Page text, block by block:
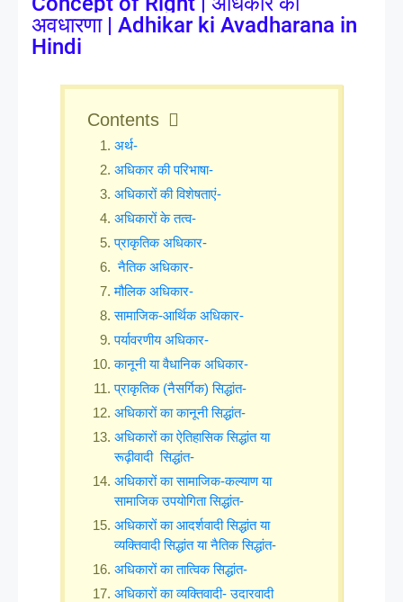
अवधारणा | Adhikar ki Avadharana in
Hindi
Contents
अर्थ-
अधिकार की परिभाषा-
अधिकारों की विशेषताएं-
अधिकारों के तत्व-
प्राकृतिक अधिकार-
नैतिक अधिकार-
मौलिक अधिकार-
सामाजिक-आर्थिक अधिकार-
पर्यावरणीय अधिकार-
कानूनी या वैधानिक अधिकार-
प्राकृतिक (नैसर्गिक) सिद्धांत-
अधिकारों का कानूनी सिद्धांत-
अधिकारों का ऐतिहासिक सिद्धांत या
रूढ़ीवादी सिद्धांत-
अधिकारों का सामाजिक-कल्याण या
सामाजिक उपयोगिता सिद्धांत-
अधिकारों का आदर्शवादी सिद्धांत या
व्यक्तिवादी सिद्धांत या नैतिक सिद्धांत-
अधिकारों का तात्विक सिद्धांत-
अधिकारों का व्यक्तिवादी- उदारवादी